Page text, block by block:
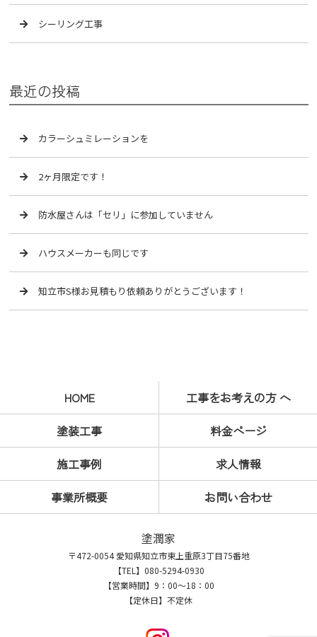
シーリング工事
最近の投稿
カラーシュミレーションを
2ヶ月限定です！
防水屋さんは「セリ」に参加していません
ハウスメーカーも同じです
知立市S様お見積もり依頼ありがとうございます！
HOME
工事をお考えの方 へ
塗装工事
料金ページ
施工事例
求人情報
事業所概要
お問い合わせ
塗潤家
〒472-0054 愛知県知立市東上重原3丁目75番地
【TEL】080-5294-0930
【営業時間】9：00～18：00
【定休日】不定休